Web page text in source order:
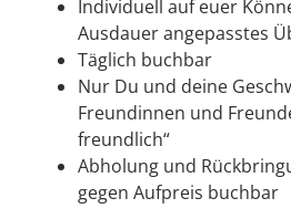
Individuell auf euer
Ausdauer angepasstes
Täglich buchbar
Nur Du und deine
Freundinnen und
freundlich“
Abholung und
gegen Aufpreis buchbar